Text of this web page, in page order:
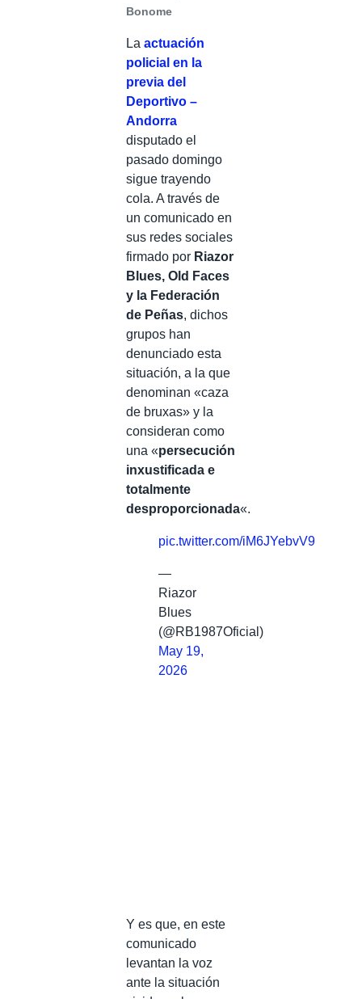
Bonome
La actuación
policial en la
previa del
Deportivo –
Andorra
disputado el
pasado domingo
sigue trayendo
cola. A través de
un comunicado en
sus redes sociales
firmado por Riazor
Blues, Old Faces
y la Federación
de Peñas, dichos
grupos han
denunciado esta
situación, a la que
denominan «caza
de bruxas» y la
consideran como
una «persecución
inxustificada e
totalmente
desproporcionada«.
pic.twitter.com/iM6JYebvV9
—
Riazor
Blues
(@RB1987Oficial)
May 19,
2026
Y es que, en este
comunicado
levantan la voz
ante la situación